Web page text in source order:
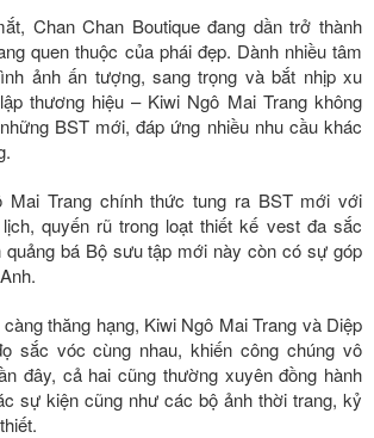
Chan Chan Boutique đang dần trở thành
quen thuộc của phái đẹp. Dành nhiều tâm
ảnh ấn tượng, sang trọng và bắt nhịp xu
thương hiệu – Kiwi Ngô Mai Trang không
BST mới, đáp ứng nhiều nhu cầu khác
Mai Trang chính thức tung ra BST mới với
quyến rũ trong loạt thiết kế vest đa sắc
quảng bá Bộ sưu tập mới này còn có sự góp
thăng hạng, Kiwi Ngô Mai Trang và Diệp
sắc vóc cùng nhau, khiến công chúng vô
đây, cả hai cũng thường xuyên đồng hành
sự kiện cũng như các bộ ảnh thời trang, kỷ